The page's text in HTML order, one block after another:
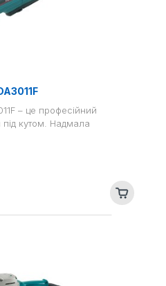
– це професійний
під кутом. Надмала